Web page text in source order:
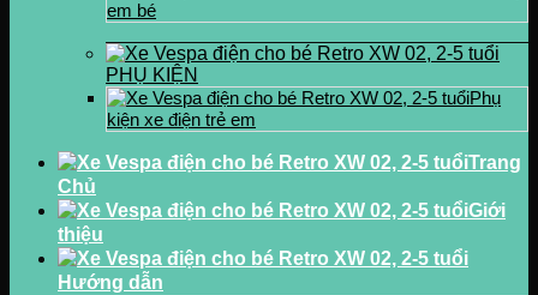
em bé
PHỤ KIỆN
Phụ
kiện xe điện trẻ em
Trang
Chủ
Giới
thiệu
Hướng dẫn